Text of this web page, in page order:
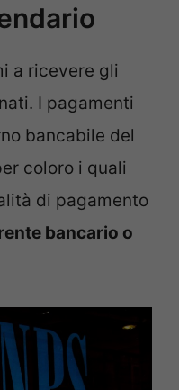
a ricevere gli
I pagamenti
bancabile del
coloro i quali
di pagamento
bancario o